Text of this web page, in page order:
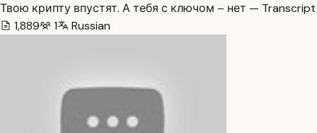
Твою крипту впустят. А тебя с ключом – нет — Transcript
1,889
1 Russian